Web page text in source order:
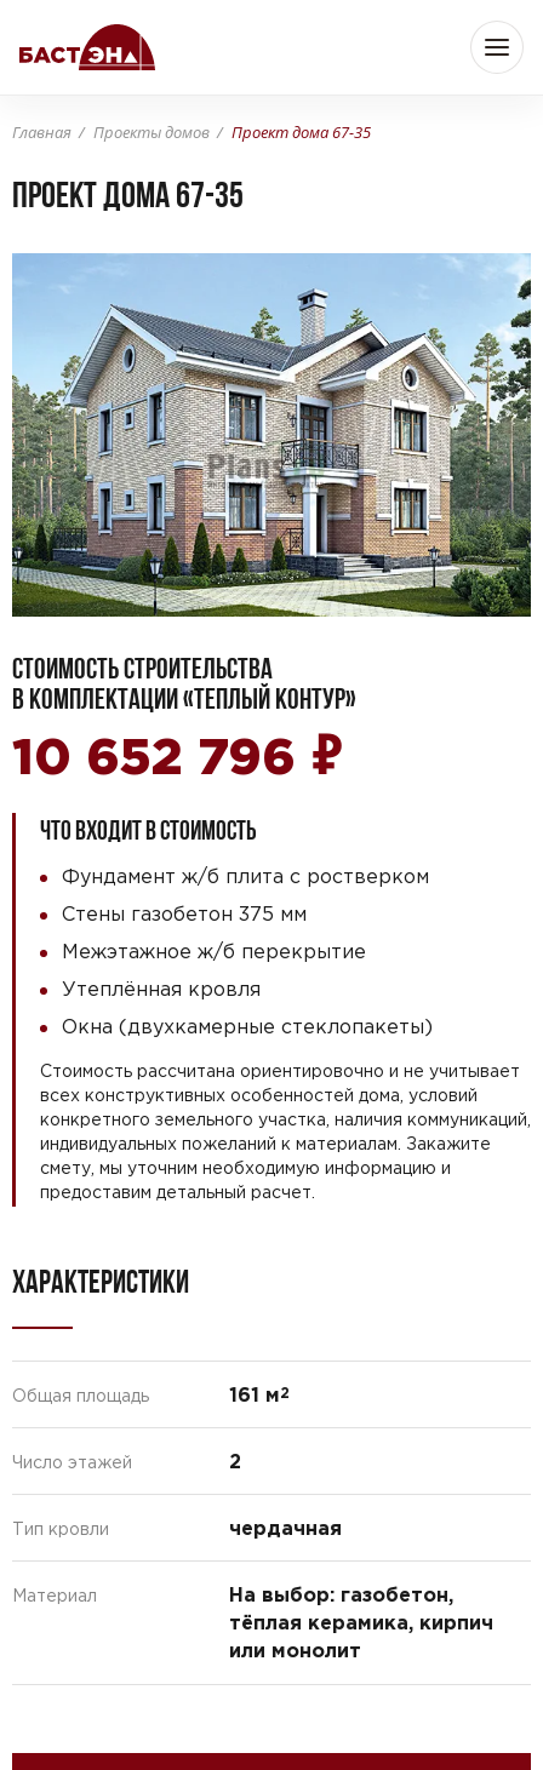
Главная Проекты домов Проект дома 67-35
Проект дома 67-35
СТОИМОСТЬ СТРОИТЕЛЬСТВА
В КОМПЛЕКТАЦИИ «ТЕПЛЫЙ КОНТУР»
10 652 796 ₽
ЧТО ВХОДИТ В СТОИМОСТЬ
Фундамент ж/б плита с ростверком
Стены газобетон 375 мм
Межэтажное ж/б перекрытие
Утеплённая кровля
Окна (двухкамерные стеклопакеты)
Стоимость рассчитана ориентировочно и не учитывает
всех конструктивных особенностей дома, условий
конкретного земельного участка, наличия коммуникаций,
индивидуальных пожеланий к материалам. Закажите
смету, мы уточним необходимую информацию и
предоставим детальный расчет.
ХАРАКТЕРИСТИКИ
Общая площадь 161 м2
Число этажей 2
Тип кровли чердачная
Материал
На выбор: газобетон,
тёплая керамика, кирпич
или монолит